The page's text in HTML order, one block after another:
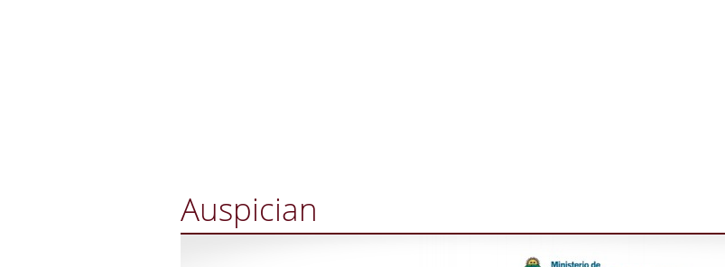
Auspician